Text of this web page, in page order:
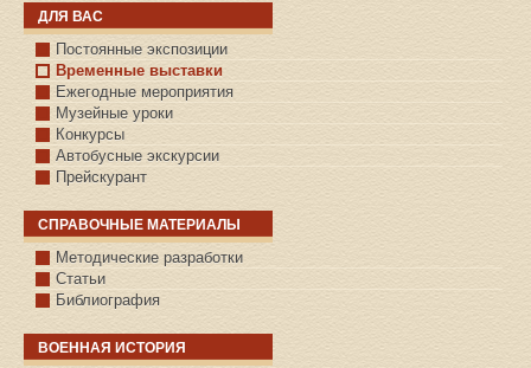
ДЛЯ ВАС
Постоянные экспозиции
Временные выставки
Ежегодные мероприятия
Музейные уроки
Конкурсы
Автобусные экскурсии
Прейскурант
СПРАВОЧНЫЕ МАТЕРИАЛЫ
Методические разработки
Статьи
Библиография
ВОЕННАЯ ИСТОРИЯ